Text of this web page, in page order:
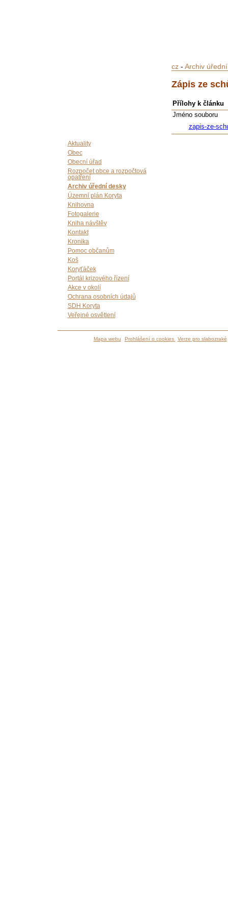
Aktuality
Obec
Obecní úřad
Rozpočet obce a rozpočtová
opatření
Archiv úřední desky
Územní plán Koryta
Knihovna
Fotogalerie
Kniha návštěv
Kontakt
Kronika
Pomoc občanům
Koš
Koryťáček
Portál krizového řízení
Akce v okolí
Ochrana osobních údajů
SDH Koryta
Veřejné osvětlení
cz- Archiv
Zápis ze
Přílohy k článku
Jméno souboru
zapis-ze-
Mapa webu Prohlášení o cookies Verze pro slabozraké